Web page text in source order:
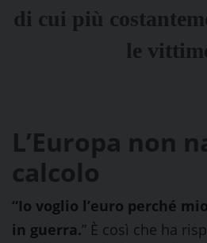
di cui più
le
L’Europa non
calcolo
“Io voglio l’euro perché
in guerra.” È così che ha